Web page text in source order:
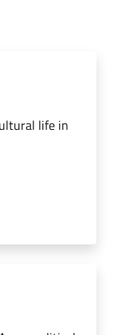
life in